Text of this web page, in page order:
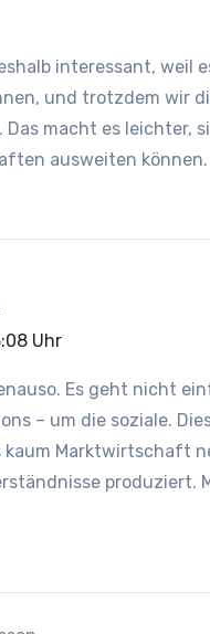
interessant, weil
und trotzdem wir
macht es leichter,
ausweiten können.
Uhr
Es geht nicht
– um die soziale.
Marktwirtschaft